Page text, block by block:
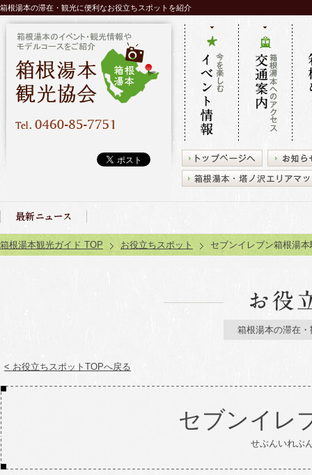
箱根湯本の滞在・観光に便利なお役立ちスポットを紹介
今を楽しむ
イベント情
報
箱根湯本へ
のアクセス
交通案内
タク
レン
箱根
箱根湯本観光ガイド TOP お役立ちスポット セブンイレブン箱根湯
箱根湯本の滞在
< お役立ちスポットTOPへ戻る
セブンイレ
せぶんいれぶ